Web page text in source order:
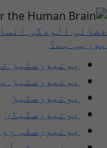
فضائی آلودگی
ہورہی ہے؟
یونیورسٹیز
یونیورسٹیز
یونیورسٹیز
یونیورسٹیاں
یونیورسٹی